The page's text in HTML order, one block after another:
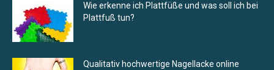
Wie erkenne ich Plattfüße und was soll ich bei
Plattfuß tun?
Qualitativ hochwertige Nagellacke online